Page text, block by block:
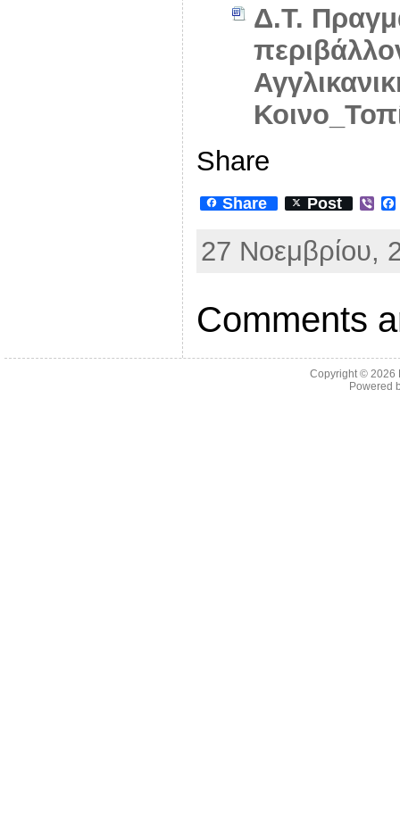
Δ.Τ.
Share
Share Post
V
r
27 Νοεμβρίου,
Comments
Copyright © 2026
Powered